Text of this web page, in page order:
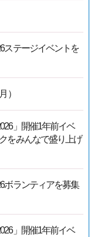
ステージイベントを
）
」開催1年前イベ
をみんなで盛り上げ
ボランティアを募集
」開催1年前イベ